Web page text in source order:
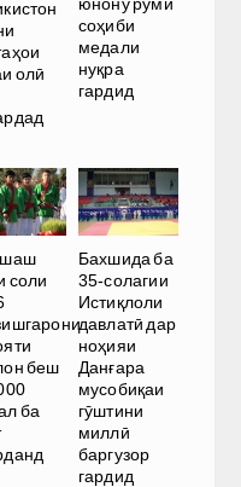
олӣ
юнону румӣ
соҳиби
медали
нуқра
гардид
шаш
соли
беш
ба
Бахшида ба
35-солагии
Истиқлоли
давлатӣ дар
ноҳияи
Данғара
мусобиқаи
гӯштини
миллӣ
баргузор
гардид